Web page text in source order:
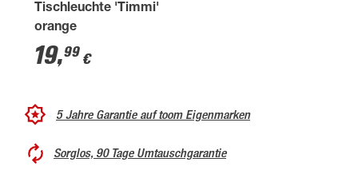
Tischleuchte 'Timmi'
orange
19,99 €
5 Jahre Garantie auf toom Eigenmarken
Sorglos, 90 Tage Umtauschgarantie